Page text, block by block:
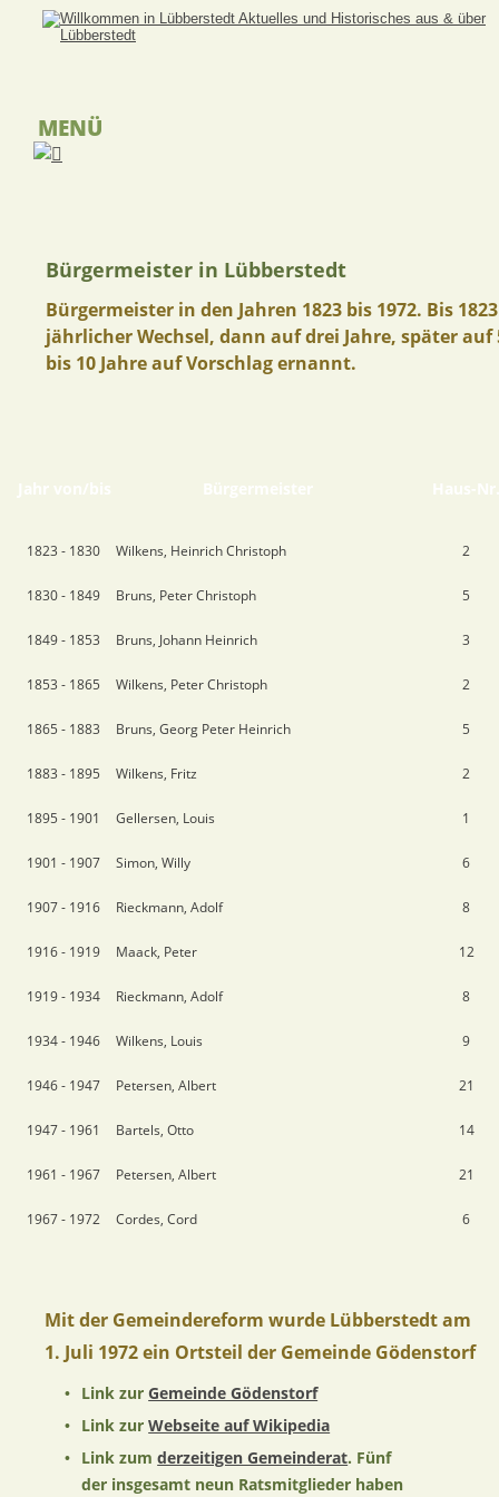
Jahr von/bis Bürgermeister Haus-
1823 - 1830 Wilkens, Heinrich Christoph 2
1830 - 1849 Bruns, Peter Christoph 5
1849 - 1853 Bruns, Johann Heinrich 3
1853 - 1865 Wilkens, Peter Christoph 2
1865 - 1883 Bruns, Georg Peter Heinrich 5
1883 - 1895 Wilkens, Fritz 2
1895 - 1901 Gellersen, Louis 1
1901 - 1907 Simon, Willy 6
1907 - 1916 Rieckmann, Adolf 8
1916 - 1919 Maack, Peter 12
1919 - 1934 Rieckmann, Adolf 8
1934 - 1946 Wilkens, Louis 9
1946 - 1947 Petersen, Albert 21
1947 - 1961 Bartels, Otto 14
1961 - 1967 Petersen, Albert 21
1967 - 1972 Cordes, Cord 6
Bürgermeister in Lübberstedt
Bürgermeister in den Jahren 1823 bis 1972. Bis
jährlicher Wechsel, dann auf drei Jahre, später auf
bis 10 Jahre auf Vorschlag ernannt.
MENÜ
Mit der Gemeindereform wurde Lübberstedt am
1. Juli 1972 ein Ortsteil der Gemeinde Gödenstorf
• Link zur Gemeinde Gödenstorf
• Link zur Webseite auf Wikipedia
• Link zum derzeitigen Gemeinderat. Fünf
der insgesamt neun Ratsmitglieder haben